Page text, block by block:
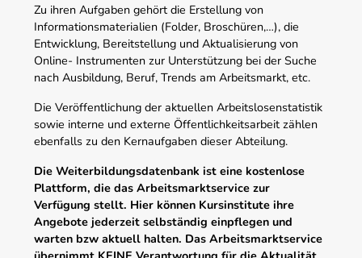
Zu ihren Aufgaben gehört die Erstellung von
Informationsmaterialien (Folder, Broschüren,…), die
Entwicklung, Bereitstellung und Aktualisierung von
Online- Instrumenten zur Unterstützung bei der Suche
nach Ausbildung, Beruf, Trends am Arbeitsmarkt, etc.
Die Veröffentlichung der aktuellen Arbeitslosenstatistik
sowie interne und externe Öffentlichkeitsarbeit zählen
ebenfalls zu den Kernaufgaben dieser Abteilung.
Die Weiterbildungsdatenbank ist eine kostenlose
Plattform, die das Arbeitsmarktservice zur
Verfügung stellt. Hier können Kursinstitute ihre
Angebote jederzeit selbständig einpflegen und
warten bzw aktuell halten. Das Arbeitsmarktservice